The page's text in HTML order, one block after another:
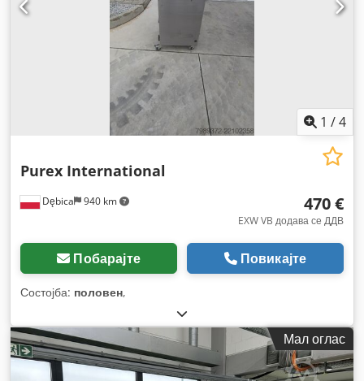
1 /4
Dębica 940 km
Purex International
470 €
EXW VB додава се ДДВ
Побарајте Повикајте
Состојба: половен,
Мал оглас